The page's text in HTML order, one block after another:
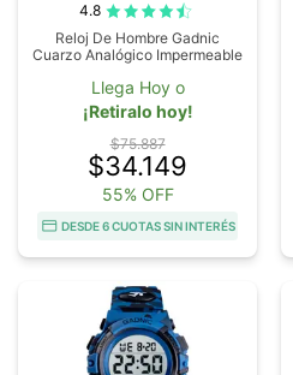
4.8
Reloj De Hombre Gadnic
Cuarzo Analógico Impermeable
Llega Hoy o
¡Retiralo hoy!
$75.887
$34.149
55% OFF
DESDE 6 CUOTAS SIN INTERÉS